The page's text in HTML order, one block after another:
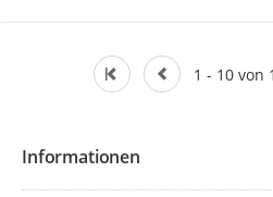
1 - 10 von
Informationen